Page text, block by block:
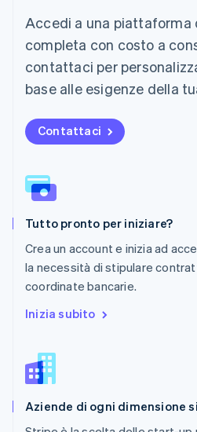
Accedi a una piattaforma
completa con costo a
contattaci per
base alle esigenze della
Contattaci
Tutto pronto per iniziare?
Crea un account e inizia ad
la necessità di stipulare
coordinate bancarie.
Inizia subito
Aziende di ogni dimensione
Messico
Español
Norvegia
English
Nuova Zelanda
Paesi Bassi
NederlandsEnglish
Polonia
Portogallo
Português
English简体中文
Regno Unito
Repubblica Ceca
English
Romania
English
Slovacchia
Slovenia